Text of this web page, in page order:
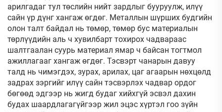
арилгадаг тул төслийн нийт зардлыг бууруулж, илүү
сайн үр дүнг хангаж өгдөг. Металлын шүрших будгийн
олон талт байдал нь төмөр, төмөр бус материалын
төрлүүдийн аль ч хувилбарт тохирох чадвараас
шалтгаалан суурь материал ямар ч байсан тогтмол
ажиллагааг хангаж өгдөг. Тэсвэрт чанарын давуу
талд нь чимэгдэх, зурах, арилах, цаг агаарын нөхцөлд
задрах зэргийг илүү сайн тэсвэрлэх чадвар ордог
бөгөөд эдгээр нь жигд будаг хийхгүй эсвэл дахин
будах шаардлагагүйгээр жил эцэс хүртэл гоо зүйн